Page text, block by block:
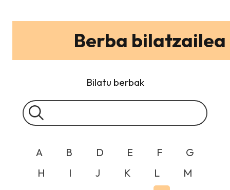
Berba bilatzailea
Bilatu berbak
A B D E F
G
H
I J K L
M